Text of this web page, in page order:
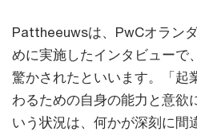
Pattheeuwsは、PwCオラン
めに実施したインタビューで
驚かされたといいます。「起
わるための自身の能力と意欲
いう状況は、何かが深刻に間